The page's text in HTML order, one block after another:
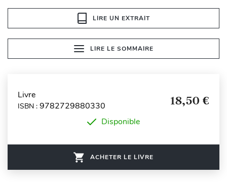
LIRE UN EXTRAIT
LIRE LE SOMMAIRE
Livre
ISBN : 9782729880330 18,50 €
Disponible
ACHETER LE LIVRE